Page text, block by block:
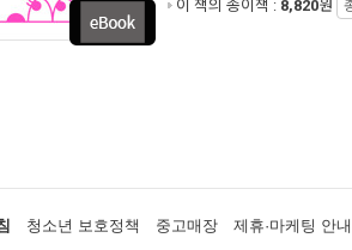
이 책의 종이책 : 8,820원
청소년 보호정책 중고매장 제휴·마케팅 안내